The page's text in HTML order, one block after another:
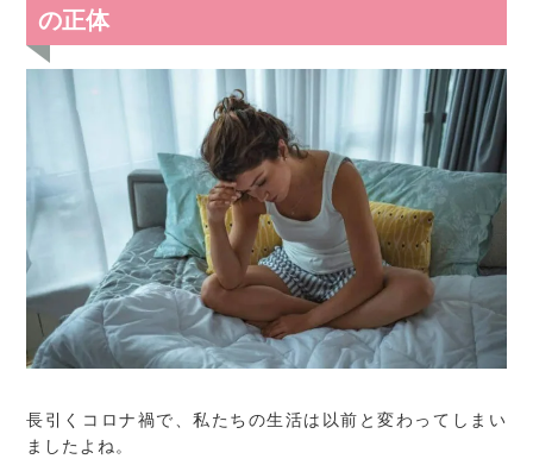
の正体
長引くコロナ禍で、私たちの生活は以前と変わってしまい
ましたよね。